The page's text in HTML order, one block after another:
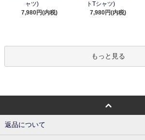
ャツ)
7,980円(内税)
トTシャツ)
7,980円(内税)
もっと見る
返品について